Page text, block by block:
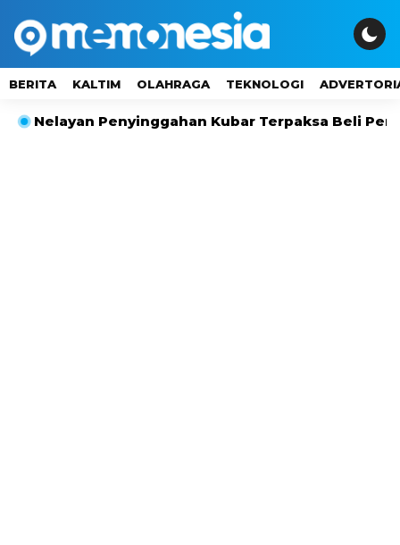
BERITA KALTIM OLAHRAGA TEKNOLOGI
Penyinggahan Kubar Terpaksa Beli Pertalite